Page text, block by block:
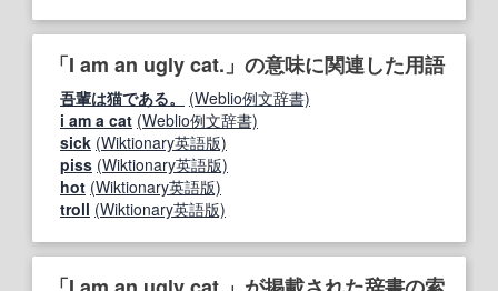
「I am an ugly cat.」の意味に関連した用語
吾輩は猫である。
(Weblio例文辞書)
i am a cat (Weblio例文辞書)
sick (Wiktionary英語版)
piss (Wiktionary英語版)
hot (Wiktionary英語版)
troll (Wiktionary英語版)